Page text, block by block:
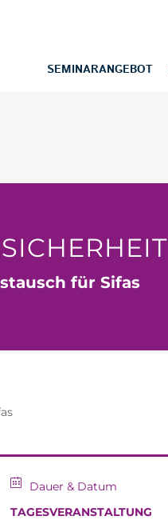
SEMINARANGEBOT
für Sifas
Dauer & Datum
TAGESVERANSTALTUNG